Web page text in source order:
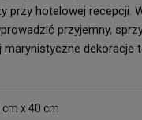
przy hotelowej recepcji.
przyjemny,
marynistyczne dekoracje
cm x 40 cm